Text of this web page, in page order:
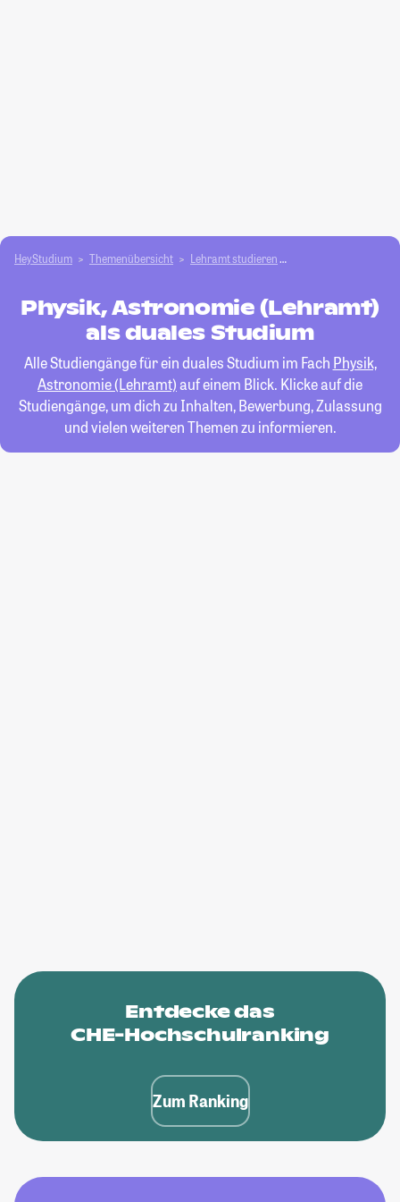
HeyStudium Themenübersicht Lehramt studieren
Physik, Astronomie (Lehramt)
als duales Studium
Alle Studiengänge für ein duales Studium im Fach Physik,
Astronomie (Lehramt)auf einem Blick. Klicke auf die
Studiengänge, um dich zu Inhalten, Bewerbung, Zulassung
und vielen weiteren Themen zu informieren.
Entdecke das
CHE-Hochschulranking
Zum Ranking